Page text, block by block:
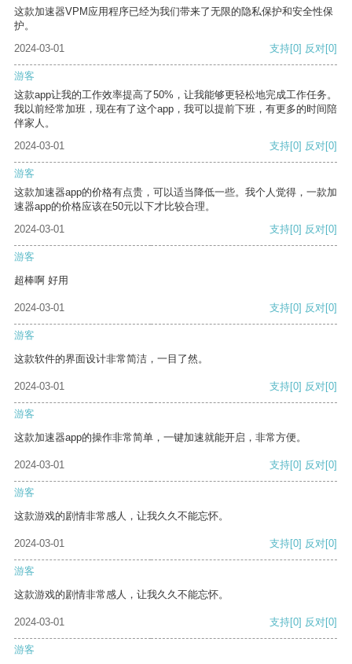
这款加速器VPM应用程序已经为我们带来了无限的隐私保护和安全性保
护。
2024-03-01
支持[0] 反对[0]
游客
这款app让我的工作效率提高了50%，让我能够更轻松地完成工作任务。
我以前经常加班，现在有了这个app，我可以提前下班，有更多的时间陪
伴家人。
2024-03-01
支持[0] 反对[0]
游客
这款加速器app的价格有点贵，可以适当降低一些。我个人觉得，一款加
速器app的价格应该在50元以下才比较合理。
2024-03-01
支持[0] 反对[0]
游客
超棒啊 好用
2024-03-01 支持[0] 反对[0]
游客
这款软件的界面设计非常简洁，一目了然。
2024-03-01 支持[0] 反对[0]
游客
这款加速器app的操作非常简单，一键加速就能开启，非常方便。
2024-03-01 支持[0] 反对[0]
游客
这款游戏的剧情非常感人，让我久久不能忘怀。
2024-03-01 支持[0] 反对[0]
游客
这款游戏的剧情非常感人，让我久久不能忘怀。
2024-03-01 支持[0] 反对[0]
游客